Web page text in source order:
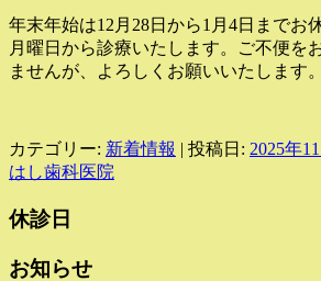
年末年始は12月28日から1月4日までお
月曜日から診療いたします。ご不便を
ませんが、よろしくお願いいたします。
カテゴリー: 新着情報 | 投稿日: 2025年
はし歯科医院
休診日
お知らせ